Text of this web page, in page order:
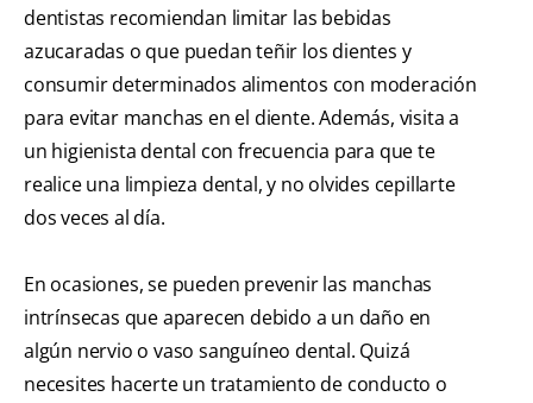
dentistas recomiendan limitar las bebidas
azucaradas o que puedan teñir los dientes y
consumir determinados alimentos con moderación
para evitar manchas en el diente. Además, visita a
un higienista dental con frecuencia para que te
realice una limpieza dental, y no olvides cepillarte
dos veces al día.
En ocasiones, se pueden prevenir las manchas
intrínsecas que aparecen debido a un daño en
algún nervio o vaso sanguíneo dental. Quizá
necesites hacerte un tratamiento de conducto o